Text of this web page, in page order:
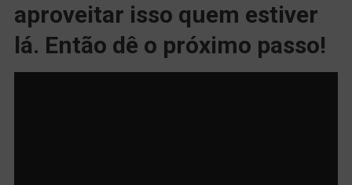
aproveitar isso quem estiver
lá. Então dê o próximo passo!